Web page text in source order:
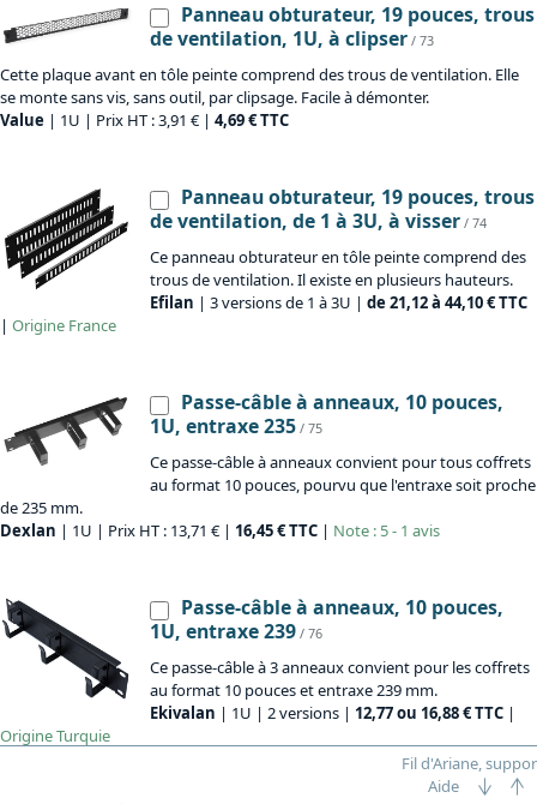
Panneau obturateur, 19 pouces, trous
de ventilation, 1U, à clipser / 73
Cette plaque avant en tôle peinte comprend des trous de ventilation. Elle
se monte sans vis, sans outil, par clipsage. Facile à démonter.
Value | 1U | Prix HT : 3,91 € | 4,69 € TTC
Panneau obturateur, 19 pouces, trous
de ventilation, de 1 à 3U, à visser / 74
Ce panneau obturateur en tôle peinte comprend des
trous de ventilation. Il existe en plusieurs hauteurs.
Efilan | 3 versions de 1 à 3U | de 21,12 à 44,10 € TTC
| Origine France
Passe-câble à anneaux, 10 pouces,
1U, entraxe 235 / 75
Ce passe-câble à anneaux convient pour tous coffrets
au format 10 pouces, pourvu que l'entraxe soit proche
de 235 mm.
Dexlan | 1U | Prix HT : 13,71 € | 16,45 € TTC | Note : 5 - 1 avis
Passe-câble à anneaux, 10 pouces,
1U, entraxe 239 / 76
Ce passe-câble à 3 anneaux convient pour les coffrets
au format 10 pouces et entraxe 239 mm.
Ekivalan | 1U | 2 versions | 12,77 ou 16,88 € TTC |
OrigineTurquie
Fil d'Ariane,
Aide